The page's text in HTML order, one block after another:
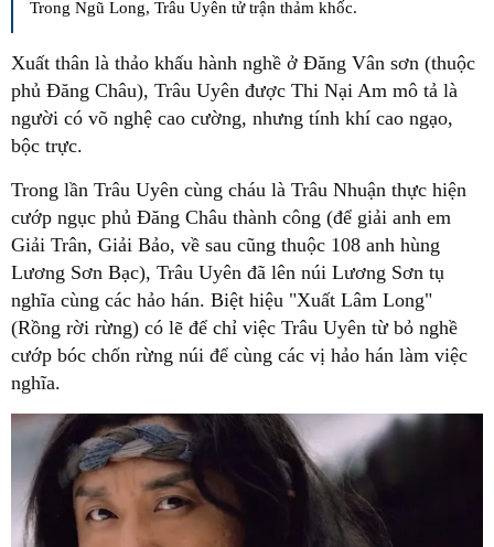
Trong Ngũ Long, Trâu Uyên tử trận thảm khốc.
Xuất thân là thảo khấu hành nghề ở Đăng Vân sơn (thuộc
phủ Đăng Châu), Trâu Uyên được Thi Nại Am mô tả là
người có võ nghệ cao cường, nhưng tính khí cao ngạo,
bộc trực.
Trong lần Trâu Uyên cùng cháu là Trâu Nhuận thực hiện
cướp ngục phủ Đăng Châu thành công (để giải anh em
Giải Trân, Giải Bảo, về sau cũng thuộc 108 anh hùng
Lương Sơn Bạc), Trâu Uyên đã lên núi Lương Sơn tụ
nghĩa cùng các hảo hán. Biệt hiệu "Xuất Lâm Long"
(Rồng rời rừng) có lẽ để chỉ việc Trâu Uyên từ bỏ nghề
cướp bóc chốn rừng núi để cùng các vị hảo hán làm việc
nghĩa.